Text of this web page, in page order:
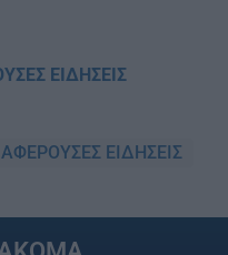
ΕΙΔΗΣΕΙΣ
ΕΙΔΗΣΕΙΣ